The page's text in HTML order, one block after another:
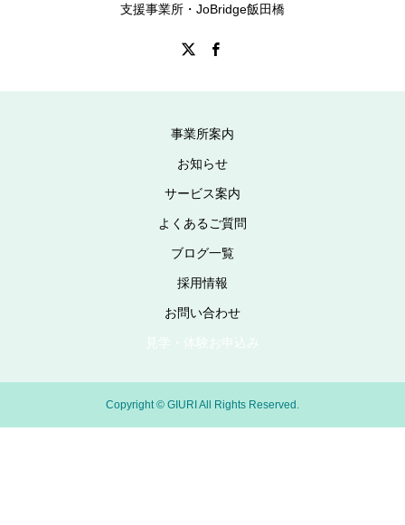
支援事業所・JoBridge飯田橋
事業所案内
お知らせ
サービス案内
よくあるご質問
ブログ一覧
採用情報
お問い合わせ
見学・体験お申込み
Copyright © GIURI All Rights Reserved.